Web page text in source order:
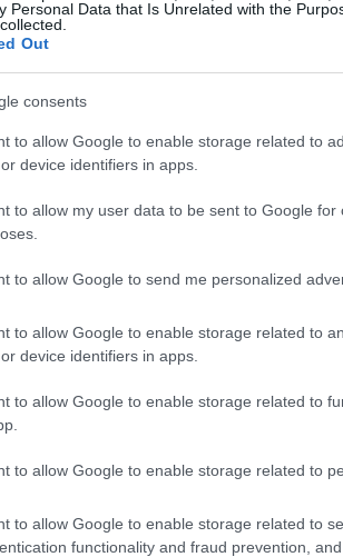
Personal Data that Is Unrelated with the
Out
consents
to allow Google to enable storage related to
device identifiers in apps.
to allow my user data to be sent to Google for
to allow Google to send me personalized
to allow Google to enable storage related to
device identifiers in apps.
to allow Google to enable storage related to
to allow Google to enable storage related to
to allow Google to enable storage related to
functionality and fraud prevention,